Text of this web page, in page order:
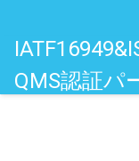
QMS認証パ